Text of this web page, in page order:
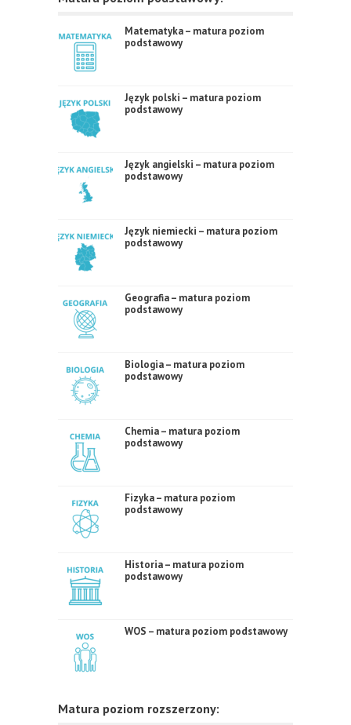
Matematyka – matura poziom
podstawowy
Język polski – matura poziom
podstawowy
Język angielski – matura poziom
podstawowy
Język niemiecki – matura poziom
podstawowy
Geografia – matura poziom
podstawowy
Biologia – matura poziom
podstawowy
Chemia – matura poziom
podstawowy
Fizyka – matura poziom
podstawowy
Historia – matura poziom
podstawowy
WOS – matura poziom podstawowy
Matura poziom rozszerzony: